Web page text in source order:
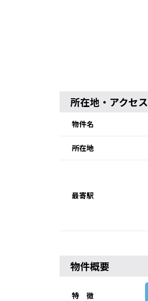
所在地・アクセス
物件名
所在地
最寄駅
物件概要
特 徴